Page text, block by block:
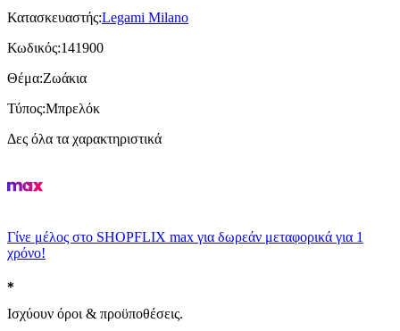
Κατασκευαστής:Legami Milano
Κωδικός:141900
Θέμα:Ζωάκια
Τύπος:Μπρελόκ
Δες όλα τα χαρακτηριστικά
Γίνε μέλος στο SHOPFLIX max για δωρεάν μεταφορικά για 1
χρόνο!
Ισχύουν όροι & προϋποθέσεις.